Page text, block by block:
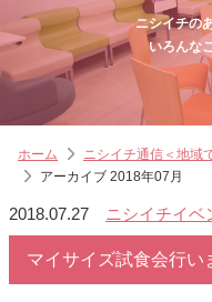
ニシイチの
いろんな
ホーム
ニシイチ通信＜地域
アーカイブ 2018年07月
2018.07.27 ニシイチイベ
マイサイズ試食会行い